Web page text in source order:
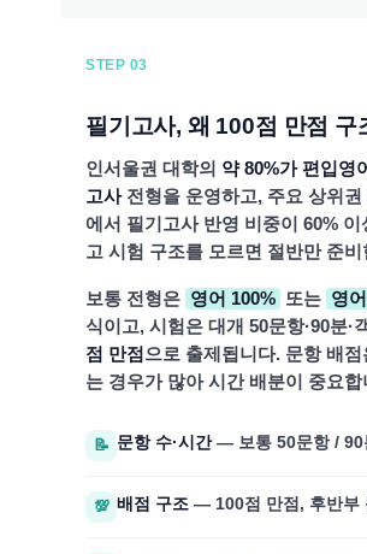
STEP 03
필기고사, 왜 100점 만점 구
인서울권 대학의 약 80%가 편입영
고사전형을 운영하고, 주요 상위권
에서 필기고사 반영 비중이 60%
고 시험 구조를 모르면 절반만 준
보통 전형은 영어 100% 또는 영
식이고, 시험은 대개 50문항·90분·
점 만점으로 출제됩니다. 문항 배점
는 경우가 많아 시간 배분이 중요합
📝 문항 수·시간— 보통 50문항 / 90
💯 배점 구조 — 100점 만점, 후반부